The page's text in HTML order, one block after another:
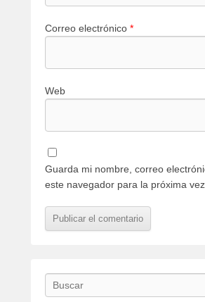
Correo electrónico *
Web
Guarda mi nombre, correo
este navegador para la próxima
Buscar